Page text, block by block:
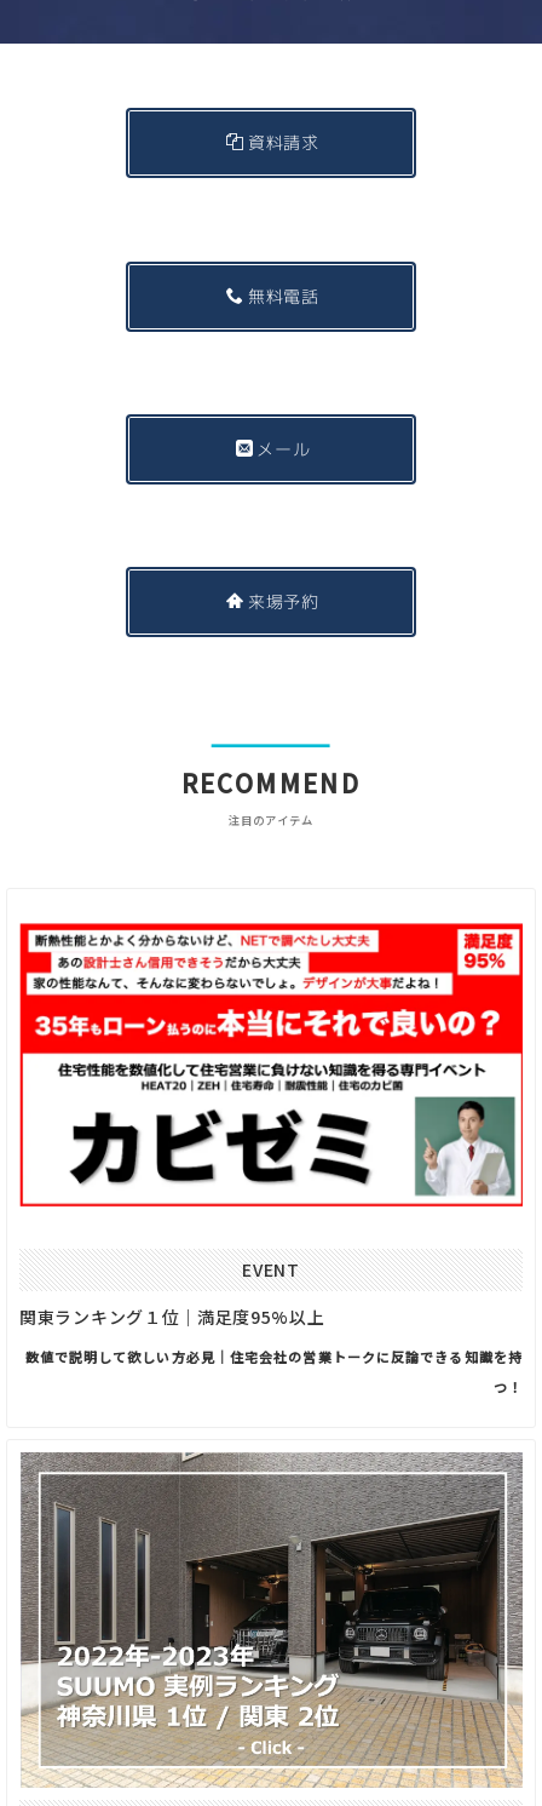
資料請求
無料電話
メール
来場予約
RECOMMEND
注目のアイテム
EVENT
関東ランキング１位｜満足度95%以上
数値で説明して欲しい方必見｜住宅会社の営業トークに反論できる知識を持
つ！